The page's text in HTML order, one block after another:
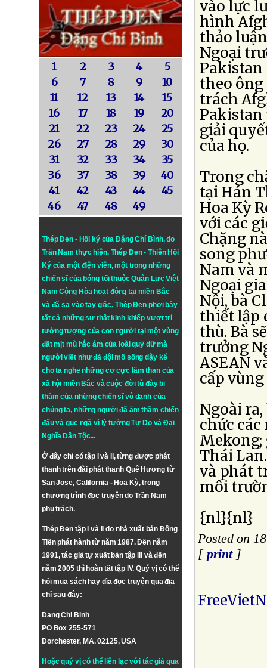
1 2 3 4
5
6
7 8 9
10
11
12 13 14
15
16
17 18 19
20
21
22 23 24
25
26
27 28 29
30
31
32 33 34
35
36
37 38 39
40
41
42 43 44
45
46
47 48 49
Thép Đen - Hồi ký của Đặng Chí Bình, do
Trần Nam thực hiện. Thép Đen- Thiên Hồi
Ký của một điện viên, một trong những
chiến sĩ của bóng tối thuộc Quân Lực Việt
Nam Cộng Hòa hoạt động tại miền Bắc
và đã sa vào tay giặc. Thép Đen phơi bày
tất cả những sự thật kinh khiếp vượt trí
tưởng tượng của con người tại một vùng
đất mịt mù hắc ám của loài quỷ dữ mà
người viết như đã đội mồ sống dậy kể
cho ta nghe những cơ cực lầm than của
xã hội miền Bắc và cuộc đời tù đày bi
thảm của những chiến sĩ vô danh của
chúng ta, những người đã âm thầm chiến
đấu và gục ngã vì lý tưởngTự DovàĐại
Nghĩa Dân Tộc...
Ở đây chỉ có tập I và II, từng được phát
thanh trên đài phát thanh Quê Hương từ
San Jose, California - Hoa Kỳ, trong
chương trình đọc truyện do Trần Nam
phụ trách.
Thép Đen tập I và II do nhà xuất bản Đông
Tiến phát hành từ năm 1987. Đến năm
1991, tác giả tự xuất bản tập III và đến
năm 2005 thì hoàn tất tập IV. Quý vị có thể
hỏi mua sách hay dĩa đọc truyện qua địa
chỉ sau đây:
Dang Chi Binh
PO Box 255-571
Dorchester, MA. 02125, USA
Hoặc quý vị có thể liên lạc với tác giả qua
vào lực
hình
thảo
Ngoại
Pakistan
theo ông
trách
giải
của họ.
Trong
tại Hán
Hoa Kỳ
với các
Chặng
song
Nam và
Ngoại
Nội, bà
thiết lập
thù. Bà
trưởng
ASEAN
cấp
Ngoài
chức các
Mekong;
Thái
và phát
môi
{nl}{nl}
Posted on
[ print]